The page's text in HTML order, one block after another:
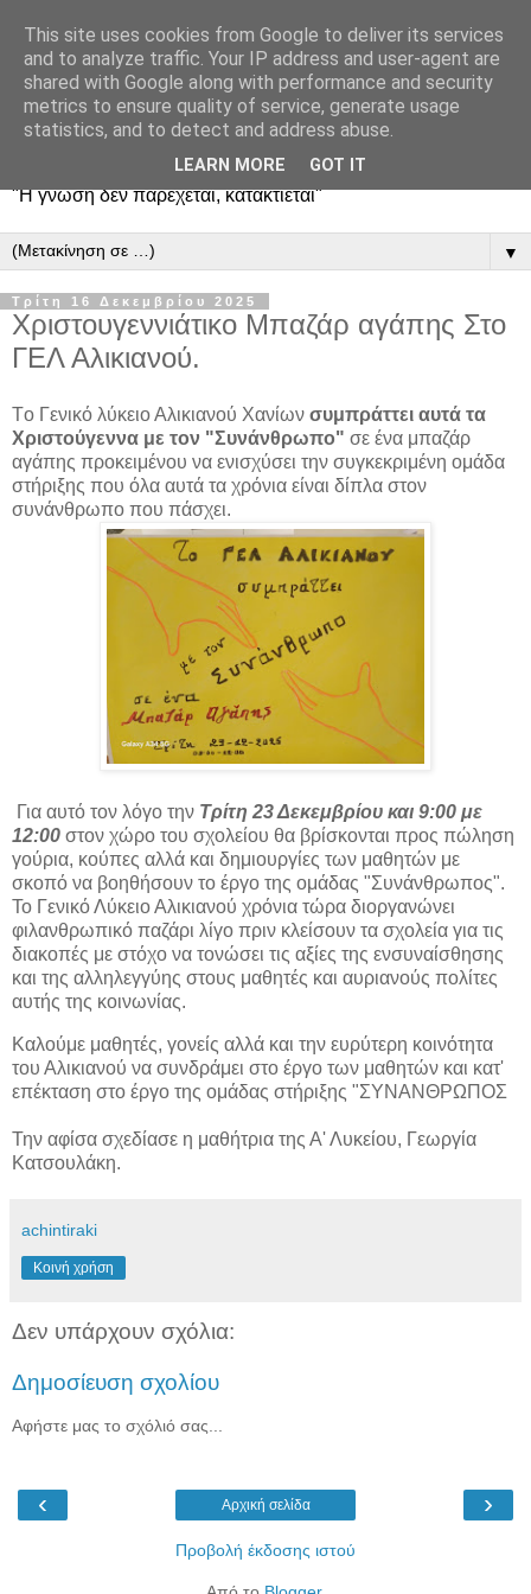
"Η γνώση δεν παρέχεται, κατακτιέται"
▼
Τρίτη 16 Δεκεμβρίου 2025
Χριστουγεννιάτικο Μπαζάρ αγάπης Στο
ΓΕΛ Αλικιανού.
Tο Γενικό λύκειο Αλικιανού Χανίων συμπράττει αυτά τα
Χριστούγεννα με τον "Συνάνθρωπο" σε ένα μπαζάρ
αγάπης προκειμένου να ενισχύσει την συγκεκριμένη ομάδα
στήριξης που όλα αυτά τα χρόνια είναι δίπλα στον
συνάνθρωπο που πάσχει.
Για αυτό τον λόγο την Τρίτη 23 Δεκεμβρίου και 9:00 με
12:00 στον χώρο του σχολείου θα βρίσκονται προς πώληση
γούρια, κούπες αλλά και δημιουργίες των μαθητών με
σκοπό να βοηθήσουν το έργο της ομάδας "Συνάνθρωπος".
Το Γενικό Λύκειο Αλικιανού χρόνια τώρα διοργανώνει
φιλανθρωπικό παζάρι λίγο πριν κλείσουν τα σχολεία για τις
διακοπές με στόχο να τονώσει τις αξίες της ενσυναίσθησης
και της αλληλεγγύης στους μαθητές και αυριανούς πολίτες
αυτής της κοινωνίας.
Καλούμε μαθητές, γονείς αλλά και την ευρύτερη κοινότητα
του Αλικιανού να συνδράμει στο έργο των μαθητών και κατ'
επέκταση στο έργο της ομάδας στήριξης "ΣΥΝΑΝΘΡΩΠΟΣ
Την αφίσα σχεδίασε η μαθήτρια της Α' Λυκείου, Γεωργία
Κατσουλάκη.
achintiraki
Κοινή χρήση
Δεν υπάρχουν σχόλια:
Δημοσίευση σχολίου
Αφήστε μας το σχόλιό σας...
‹ ›
Αρχική σελίδα
Προβολή έκδοσης ιστού
This site uses cookies from Google to deliver its services
and to analyze traffic. Your IP address and user-agent are
shared with Google along with performance and security
metrics to ensure quality of service, generate usage
statistics, and to detect and address abuse.
LEARN MORE GOT IT